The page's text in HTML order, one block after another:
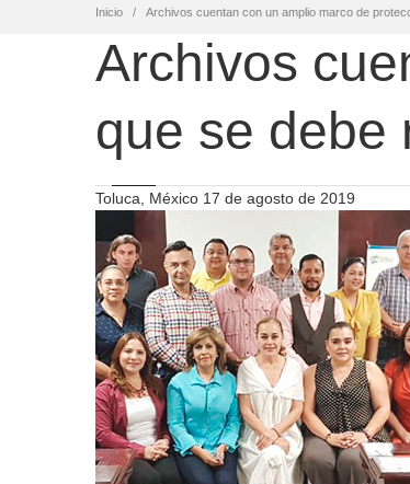
Inicio Archivos cuentan con un amplio marco de
Archivos
que se debe
Toluca, México 17 de agosto de 2019